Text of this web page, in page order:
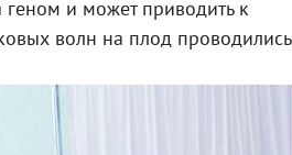
геном и может приводить к
волн на плод проводились